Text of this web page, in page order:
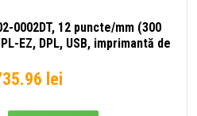
0002DT, 12 puncte/mm (300
EZ, DPL, USB, imprimantă de
lei